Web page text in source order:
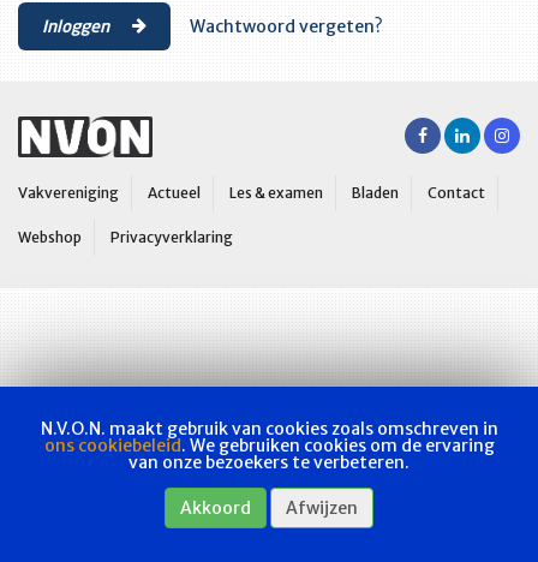
Inloggen Wachtwoord vergeten?
Vakvereniging Actueel Les & examen Bladen Contact
Webshop Privacyverklaring
N.V.O.N. maakt gebruik van cookies zoals omschreven in
ons cookiebeleid. We gebruiken cookies om de ervaring
van onze bezoekers te verbeteren.
Akkoord Afwijzen